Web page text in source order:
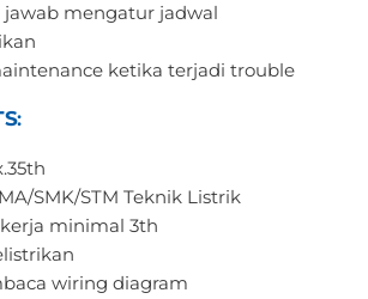
mengatur jadwal
ketika terjadi trouble
:
SMK/STM Teknik Listrik
minimal 3th
wiring diagram